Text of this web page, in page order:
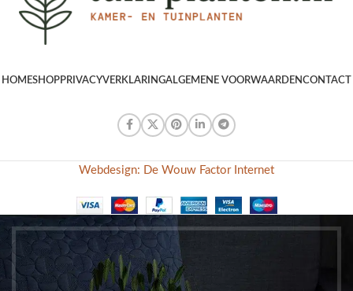
HOMESHOPPRIVACYVERKLARINGALGEMENE VOORWAARDENCONTACT
Webdesign: De Wouw Factor Internet